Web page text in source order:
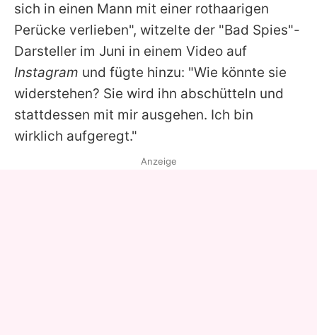
sich in einen Mann mit einer rothaarigen
Perücke verlieben", witzelte der "Bad Spies"-
Darsteller im Juni in einem Video auf
Instagram und fügte hinzu: "Wie könnte sie
widerstehen? Sie wird ihn abschütteln und
stattdessen mit mir ausgehen. Ich bin
wirklich aufgeregt."
Anzeige